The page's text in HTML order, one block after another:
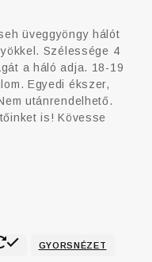
üveggyöngy hálót
Szélessége 4
a háló adja. 18-19
Egyedi ékszer,
utánrendelhető.
is! Kövesse
GYORSNÉZET